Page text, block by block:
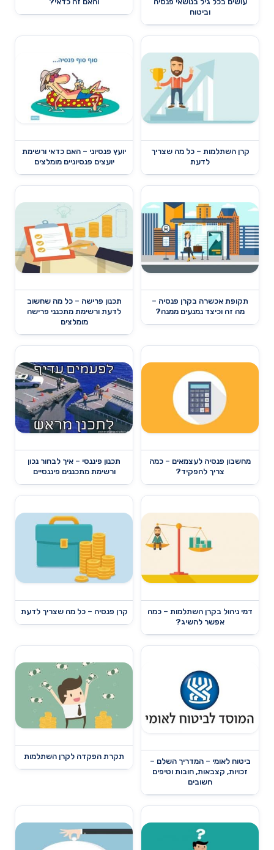
וביטוח
קרן השתלמות – כל מה שצריך
לדעת
יועץ פנסיוני – האם כדאי ורשימת
יועצים פנסיוניים מומלצים
תקופת אכשרה בקרן פנסיה –
מה זה וכיצד נמנעים ממנה?
תכנון פרישה – כל מה שחשוב
לדעת ורשימת מתכנני פרישה
מומלצים
מחשבון פנסיה לעצמאים – כמה
צריך להפקיד?
תכנון פיננסי – איך לבחור נכון
ורשימת מתכננים פיננסיים
דמי ניהול בקרן השתלמות – כמה
אפשר להשיג?
קרן פנסיה – כל מה שצריך לדעת
ביטוח לאומי – המדריך השלם –
זכויות, קצבאות, חובות וטיפים
חשובים
תקרת הפקדה לקרן השתלמות